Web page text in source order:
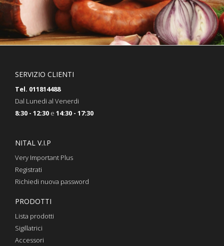
SERVIZIO CLIENTI
Tel. 011814488
Dal Lunedi al Venerdi
8:30 - 12:30 e 14:30 - 17:30
NITAL V.I.P
Very Important Plus
Registrati
Richiedi nuova password
PRODOTTI
Lista prodotti
Sigillatrici
Accessori